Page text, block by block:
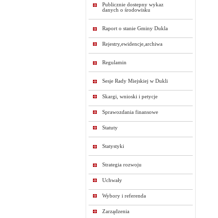
Publicznie dostepny wykaz
danych o środowisku
Raport o stanie Gminy Dukla
Rejestry,ewidencje,archiwa
Regulamin
Sesje Rady Miejskiej w Dukli
Skargi, wnioski i petycje
Sprawozdania finansowe
Statuty
Statystyki
Strategia rozwoju
Uchwały
Wybory i referenda
Zarządzenia